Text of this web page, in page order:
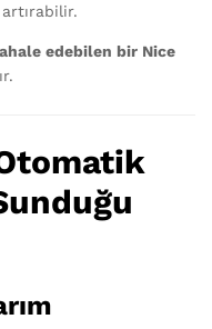
artırabilir.
edebilen bir Nice